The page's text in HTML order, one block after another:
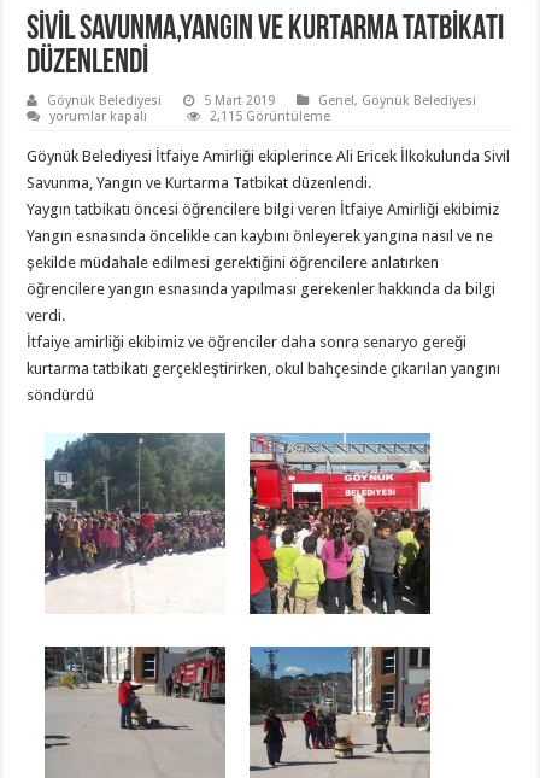
SİVİL SAVUNMA,YANGIN VE KURTARMA TATBİKATI
DÜZENLENDİ
Göynük Belediyesi 5 Mart 2019 Genel, Göynük Belediyesi
SİVİL
KURTARMA
TATBİKATI
DÜZENLENDİ
için
yorumlar kapalı 2,115 Görüntüleme
Göynük Belediyesi İtfaiye Amirliği ekiplerince Ali Ericek İlkokulunda Sivil
Savunma, Yangın ve Kurtarma Tatbikat düzenlendi.
Yaygın tatbikatı öncesi öğrencilere bilgi veren İtfaiye Amirliği ekibimiz
Yangın esnasında öncelikle can kaybını önleyerek yangına nasıl ve ne
şekilde müdahale edilmesi gerektiğini öğrencilere anlatırken
öğrencilere yangın esnasında yapılması gerekenler hakkında da bilgi
verdi.
İtfaiye amirliği ekibimiz ve öğrenciler daha sonra senaryo gereği
kurtarma tatbikatı gerçekleştirirken, okul bahçesinde çıkarılan yangını
söndürdü